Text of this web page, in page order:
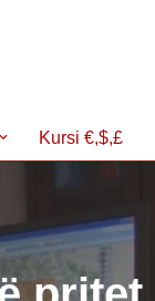
Kursi €,$,£